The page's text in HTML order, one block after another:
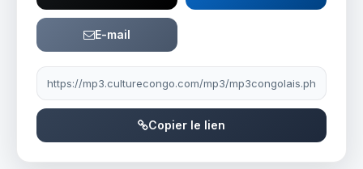
E-mail
Lien à partager
Copier le lien